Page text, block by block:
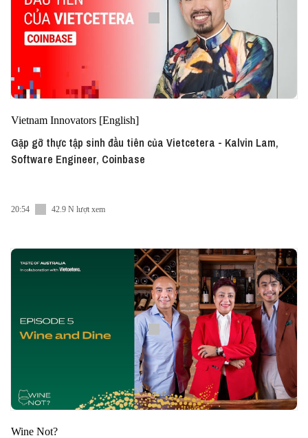
Vietnam Innovators [English]
Gặp gỡ thực tập sinh đầu tiên của Vietcetera - Kalvin Lam,
Software Engineer, Coinbase
20:54 42.9 N lượt xem
Wine Not?